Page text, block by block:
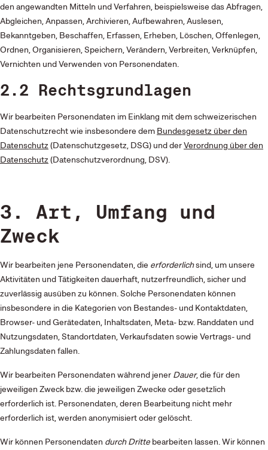
den angewandten Mitteln und Verfahren, beispielsweise das Abfragen,
Abgleichen, Anpassen, Archivieren, Aufbewahren, Auslesen,
Bekanntgeben, Beschaffen, Erfassen, Erheben, Löschen, Offenlegen,
Ordnen, Organisieren, Speichern, Verändern, Verbreiten, Verknüpfen,
Vernichten und Verwenden von Personendaten.
2.2 Rechtsgrundlagen
Wir bearbeiten Personendaten im Einklang mit dem schweizerischen
Datenschutzrecht wie insbesondere dem Bundesgesetz über den
Datenschutz(Datenschutzgesetz, DSG) und derVerordnung über den
Datenschutz(Datenschutzverordnung, DSV).
3. Art, Umfang und
Zweck
Wir bearbeiten jene Personendaten, die erforderlichsind, um unsere
Aktivitäten und Tätigkeiten dauerhaft, nutzerfreundlich, sicher und
zuverlässig ausüben zu können. Solche Personendaten können
insbesondere in die Kategorien von Bestandes- und Kontaktdaten,
Browser- und Gerätedaten, Inhaltsdaten, Meta- bzw. Randdaten und
Nutzungsdaten, Standortdaten, Verkaufsdaten sowie Vertrags- und
Zahlungsdaten fallen.
Wir bearbeiten Personendaten während jener Dauer, die für den
jeweiligen Zweck bzw. die jeweiligen Zwecke oder gesetzlich
erforderlich ist. Personendaten, deren Bearbeitung nicht mehr
erforderlich ist, werden anonymisiert oder gelöscht.
Wir können Personendaten durch Dritte bearbeiten lassen. Wir können